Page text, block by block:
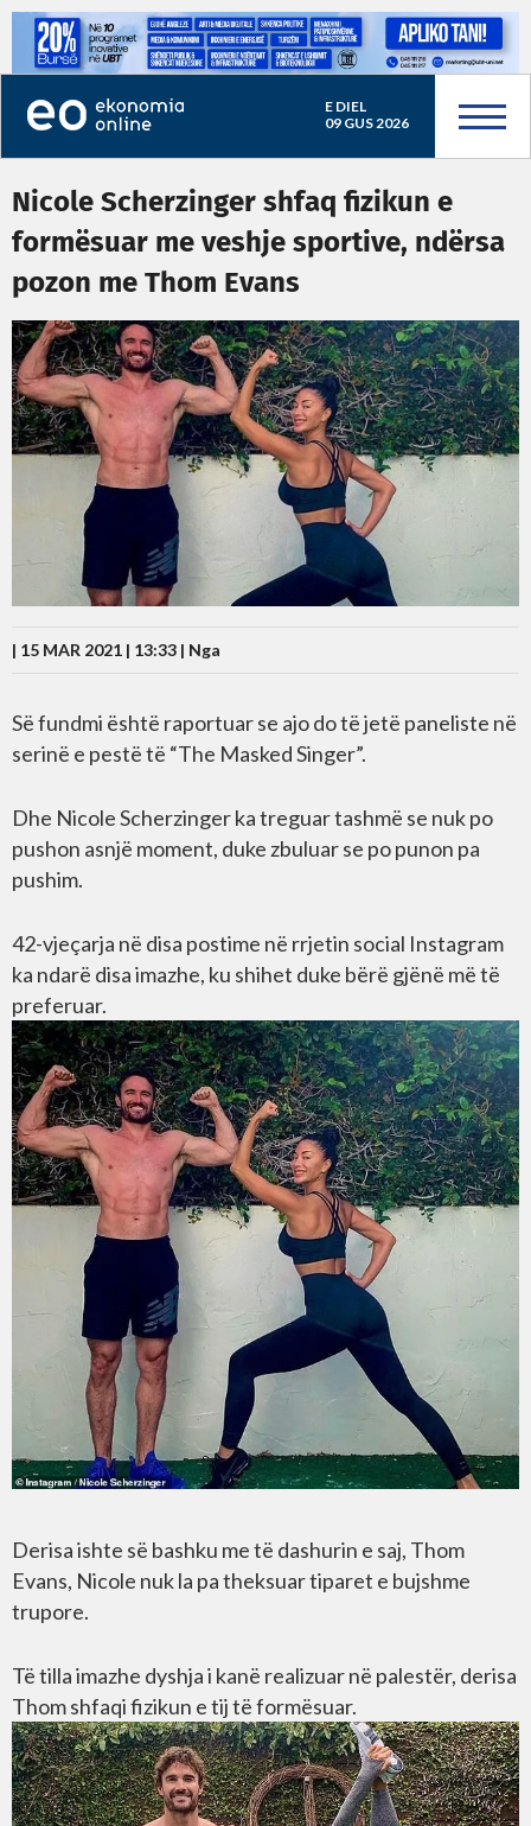
E DIEL
09 GUS 2026
Nicole Scherzinger shfaq fizikun e
formësuar me veshje sportive, ndërsa
pozon me Thom Evans
| 15 MAR 2021 | 13:33 | Nga
Së fundmi është raportuar se ajo do të jetë paneliste në
serinë e pestë të “The Masked Singer”.
Dhe Nicole Scherzinger ka treguar tashmë se nuk po
pushon asnjë moment, duke zbuluar se po punon pa
pushim.
42-vjeçarja në disa postime në rrjetin social Instagram
ka ndarë disa imazhe, ku shihet duke bërë gjënë më të
preferuar.
Derisa ishte së bashku me të dashurin e saj, Thom
Evans, Nicole nuk la pa theksuar tiparet e bujshme
trupore.
Të tilla imazhe dyshja i kanë realizuar në palestër, derisa
Thom shfaqi fizikun e tij të formësuar.